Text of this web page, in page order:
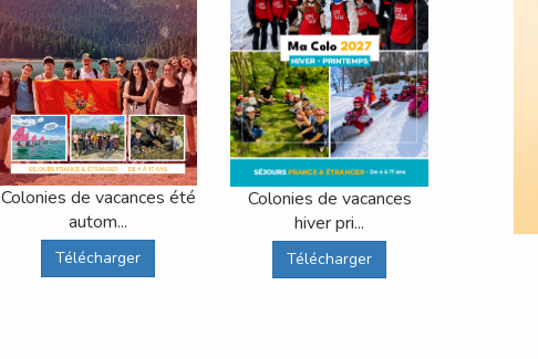
Colonies de vacances été
autom...
Télécharger
Colonies de vacances
hiver pri...
Télécharger